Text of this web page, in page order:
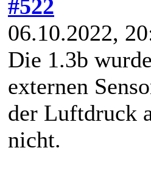
#522
06.10.2022,
Die 1.3b
externen
der Luftdruck
nicht.